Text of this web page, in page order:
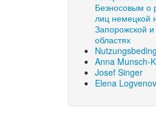
Безносовым о
лиц немецкой
Запорожской
областях
Anna Munsch-
Josef Singer
Elena Logvenov